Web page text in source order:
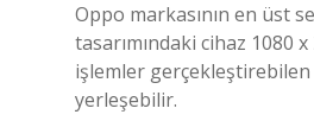
Oppo markasının en üst
tasarımındaki cihaz 1080
işlemler gerçekleştirebilen
yerleşebilir.